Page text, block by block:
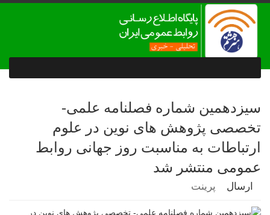
سیزدهمین شماره فصلنامه علمی-
تخصصی پژوهش های نوین در علوم
ارتباطات به مناسبت روز جهانی روابط
عمومی منتشر شد
ارسال پرینت